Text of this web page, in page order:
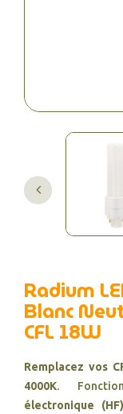
Radium
Blanc
CFL 18W
Remplacez vos
4000K.
électronique (HF)